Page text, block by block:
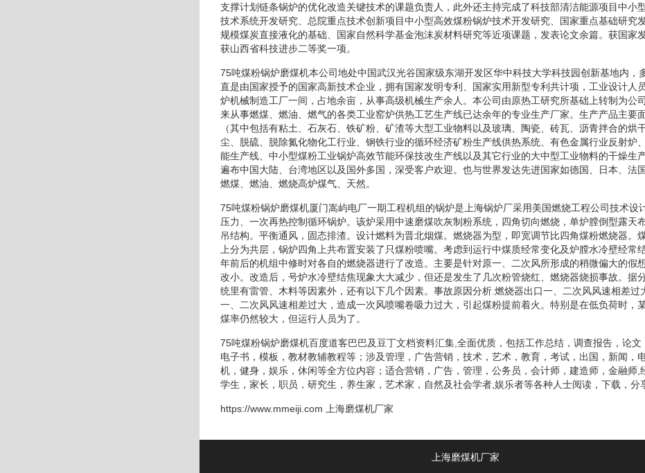
支撑计划链条锅炉的优化改造关键技术的课题负责人，此外还主持完成了科技部清洁能源项目中小
技术系统开发研究、总院重点技术创新项目中小型高效煤粉锅炉技术开发研究、国家重点基础研究
规模煤炭直接液化的基础、国家自然科学基金泡沫炭材料研究等近项课题，发表论文余篇。获国家
获山西省科技进步二等奖一项。
75吨煤粉锅炉磨煤机本公司地处中国武汉光谷国家级东湖开发区华中科技大学科技园创新基地内，
直是由国家授予的国家高新技术企业，拥有国家发明专利、国家实用新型专利共计项，工业设计人
炉机械制造工厂一间，占地余亩，从事高级机械生产余人。本公司由原热工研究所基础上转制为公
来从事燃煤、燃油、燃气的各类工业窑炉供热工艺生产线已达余年的专业生产厂家。生产产品主要
（其中包括有粘土、石灰石、铁矿粉、矿渣等大型工业物料以及玻璃、陶瓷、砖瓦、沥青拌合的烘
尘、脱硫、脱除氮化物化工行业、钢铁行业的循环经济矿粉生产线供热系统、有色金属行业反射炉
能生产线、中小型煤粉工业锅炉高效节能环保技改生产线以及其它行业的大中型工业物料的干燥生
遍布中国大陆、台湾地区以及国外多国，深受客户欢迎。也与世界发达先进国家如德国、日本、法
燃煤、燃油、燃烧高炉煤气、天然。
75吨煤粉锅炉磨煤机厦门嵩屿电厂一期工程机组的锅炉是上海锅炉厂采用美国燃烧工程公司技术设
压力、一次再热控制循环锅炉。该炉采用中速磨煤吹灰制粉系统，四角切向燃烧，单炉膛倒型露天
吊结构。平衡通风，固态排渣。设计燃料为晋北烟煤。燃烧器为型，即宽调节比四角煤粉燃烧器。
上分为共层，锅炉四角上共布置安装了只煤粉喷嘴。考虑到运行中煤质经常变化及炉膛水冷壁经常
年前后的机组中修时对各自的燃烧器进行了改造。主要是针对原一、二次风所形成的稍微偏大的假
改小。改造后，号炉水冷壁结焦现象大大减少，但还是发生了几次粉管烧红、燃烧器烧损事故。据
统里有雷管、木料等因素外，还有以下几个因素。事故原因分析.燃烧器出口一、二次风风速相差过
一、二次风风速相差过大，造成一次风喷嘴卷吸力过大，引起煤粉提前着火。特别是在低负荷时，
煤率仍然较大，但运行人员为了。
75吨煤粉锅炉磨煤机百度道客巴巴及豆丁文档资料汇集,全面优质，包括工作总结，调查报告，论文
电子书，模板，教材教辅教程等；涉及管理，广告营销，技术，艺术，教育，考试，出国，新闻，
机，健身，娱乐，休闲等全方位内容；适合营销，广告，管理，公务员，会计师，建造师，金融师,
学生，家长，职员，研究生，养生家，艺术家，自然及社会学者,娱乐者等各种人士阅读，下载，分
https://www.mmeiji.com 上海磨煤机厂家
上海磨煤机厂家